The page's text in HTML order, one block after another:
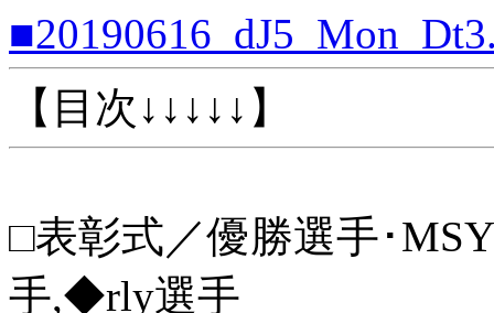
【目次↓↓↓↓↓】
□表彰式／優勝選手･
手,◆rly選手